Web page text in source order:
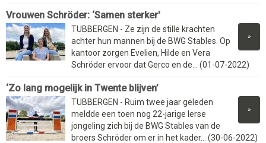
Vrouwen Schröder: ‘Samen sterker'
»
TUBBERGEN - Ze zijn de stille krachten
achter hun mannen bij de BWG Stables. Op
kantoor zorgen Evelien, Hilde en Vera
Schröder ervoor dat Gerco en de... (01-07-2022)
‘Zo lang mogelijk in Twente blijven’
»
TUBBERGEN - Ruim twee jaar geleden
meldde een toen nog 22-jarige Ierse
jongeling zich bij de BWG Stables van de
broers Schröder om er in het kader... (30-06-2022)